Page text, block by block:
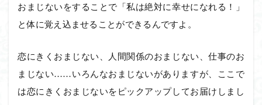
おまじないをすることで「私は絶対に幸せになれる！」
と体に覚え込ませることができるんですよ。
恋にきくおまじない、人間関係のおまじない、仕事のお
まじない……いろんなおまじないがありますが、ここで
は恋にきくおまじないをピックアップしてお届けしまし